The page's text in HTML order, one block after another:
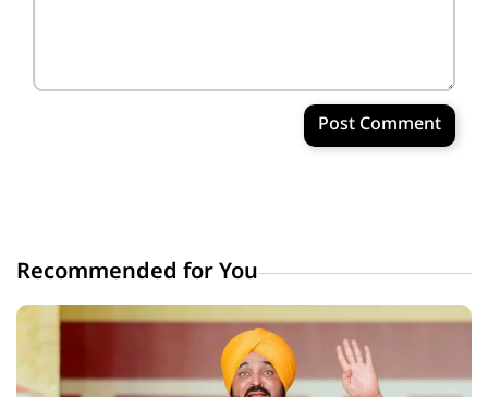
Post Comment
Recommended for You